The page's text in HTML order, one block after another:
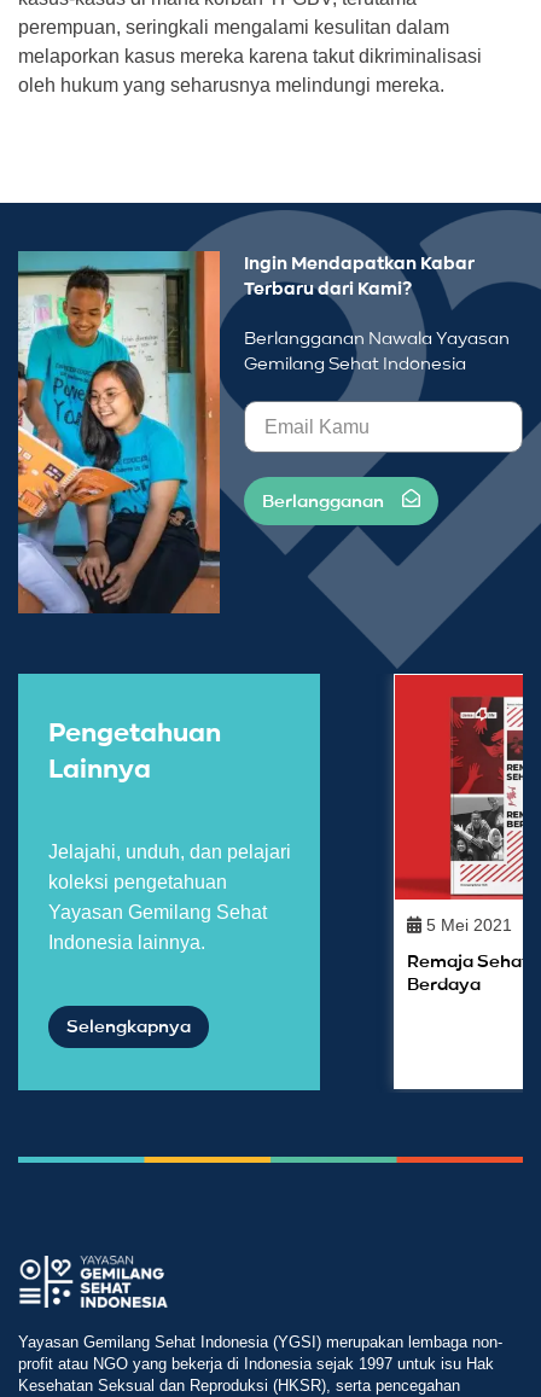
perempuan, seringkali mengalami kesulitan dalam
melaporkan kasus mereka karena takut dikriminalisasi
oleh hukum yang seharusnya melindungi mereka.
Ingin Mendapatkan Kabar
Terbaru dari Kami?
Berlangganan Nawala Yayasan
Gemilang Sehat Indonesia
Berlangganan
Pengetahuan
Lainnya
Jelajahi, unduh, dan pelajari
koleksi pengetahuan
Yayasan Gemilang Sehat
Indonesia lainnya.
Selengkapnya
5 Mei 2021
Remaja Sehat
Berdaya
Yayasan Gemilang Sehat Indonesia (YGSI) merupakan lembaga non-
profit atau NGO yang bekerja di Indonesia sejak 1997 untuk isu Hak
Kesehatan Seksual dan Reproduksi (HKSR), serta pencegahan